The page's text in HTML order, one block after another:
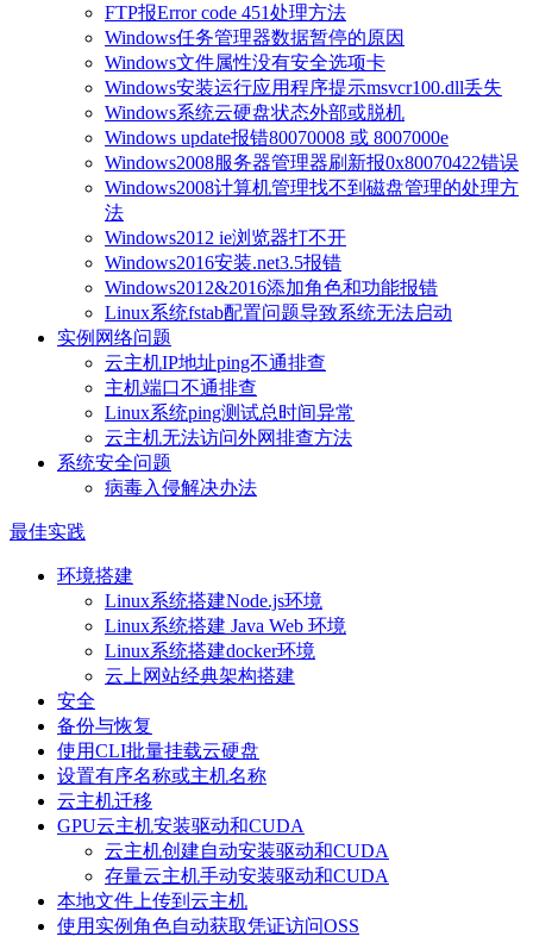
FTP报Error code 451处理方法
Windows任务管理器数据暂停的原因
Windows文件属性没有安全选项卡
Windows安装运行应用程序提示msvcr100.dll丢失
Windows系统云硬盘状态外部或脱机
Windows update报错80070008 或 8007000e
Windows2008服务器管理器刷新报0x80070422错误
Windows2008计算机管理找不到磁盘管理的处理方
法
Windows2012 ie浏览器打不开
Windows2016安装.net3.5报错
Windows2012&2016添加角色和功能报错
Linux系统fstab配置问题导致系统无法启动
实例网络问题
云主机IP地址ping不通排查
主机端口不通排查
Linux系统ping测试总时间异常
云主机无法访问外网排查方法
系统安全问题
病毒入侵解决办法
最佳实践
环境搭建
Linux系统搭建Node.js环境
Linux系统搭建 Java Web 环境
Linux系统搭建docker环境
云上网站经典架构搭建
安全
备份与恢复
使用CLI批量挂载云硬盘
设置有序名称或主机名称
云主机迁移
GPU云主机安装驱动和CUDA
云主机创建自动安装驱动和CUDA
存量云主机手动安装驱动和CUDA
本地文件上传到云主机
使用实例角色自动获取凭证访问OSS